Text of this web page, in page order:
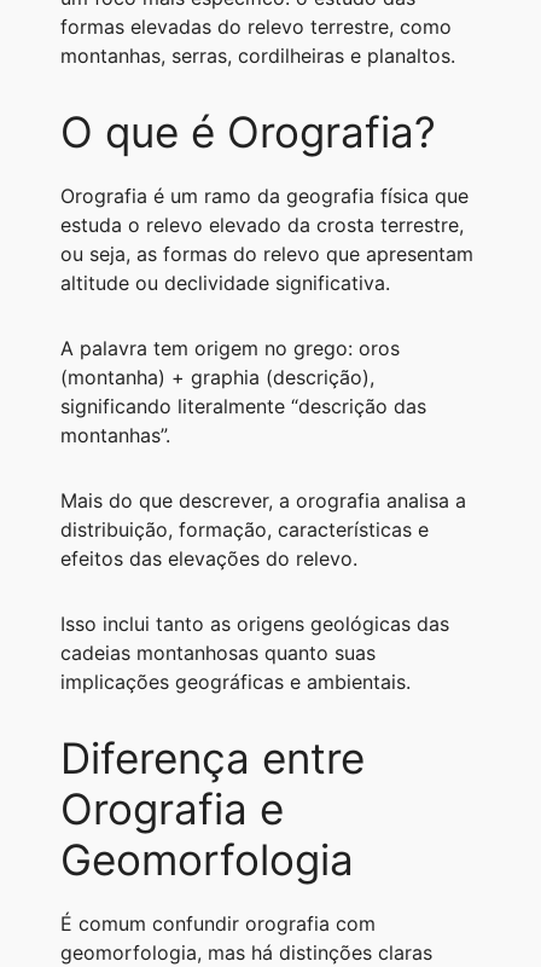
formas elevadas do relevo terrestre, como
montanhas, serras, cordilheiras e planaltos.
O que é Orografia?
Orografia é um ramo da geografia física que
estuda o relevo elevado da crosta terrestre,
ou seja, as formas do relevo que apresentam
altitude ou declividade significativa.
A palavra tem origem no grego: oros
(montanha) + graphia (descrição),
significando literalmente “descrição das
montanhas”.
Mais do que descrever, a orografia analisa a
distribuição, formação, características e
efeitos das elevações do relevo.
Isso inclui tanto as origens geológicas das
cadeias montanhosas quanto suas
implicações geográficas e ambientais.
Diferença entre
Orografia e
Geomorfologia
É comum confundir orografia com
geomorfologia, mas há distinções claras